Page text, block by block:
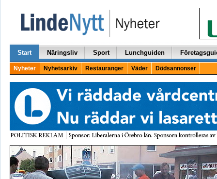
Start Näringsliv Sport Lunchguiden
Nyheter Nyhetsarkiv Restauranger Väder Dödsannonser